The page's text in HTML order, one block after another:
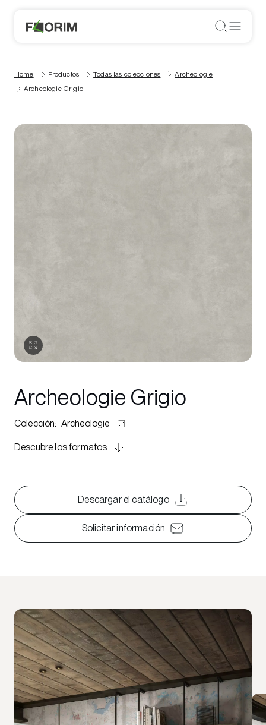
Home Productos Todas las colecciones
Archeologie
Archeologie Grigio
Archeologie Grigio
Colección: Archeologie
Descubre los formatos
Descargar el catálogo
Solicitar información